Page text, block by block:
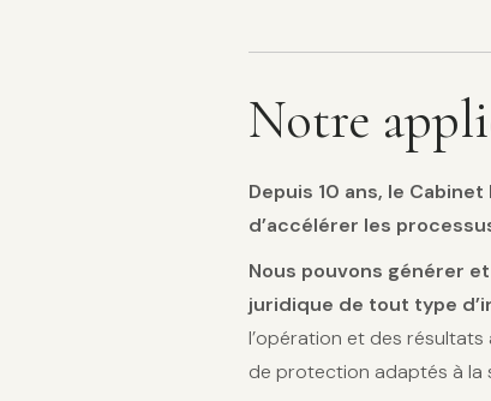
Notre
Depuis 10 ans, le
d’accélérer les
Nous pouvons générer
juridique de tout type
l’opération et des
de protection adaptés à la